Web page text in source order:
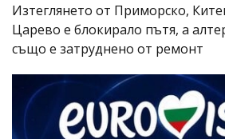
Изтеглянето от Приморско,
Царево е блокирало пътя, а
също е затруднено от ремонт